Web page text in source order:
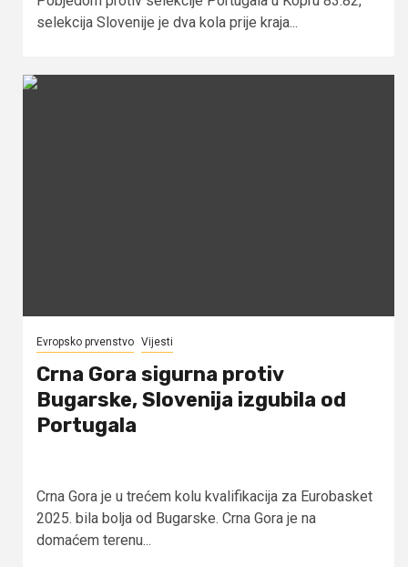
selekcija Slovenije je dva kola prije kraja...
Evropsko prvenstvo Vijesti
Crna Gora sigurna protiv
Bugarske, Slovenija izgubila od
Portugala
Crna Gora je u trećem kolu kvalifikacija za Eurobasket
2025. bila bolja od Bugarske. Crna Gora je na
domaćem terenu...